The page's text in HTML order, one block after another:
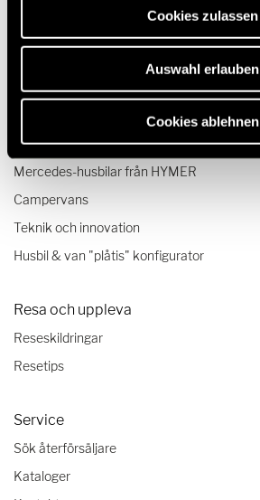
Cookies zulassen
Auswahl erlauben
Cookies ablehnen
Husbilar
Mercedes-husbilar från HYMER
Campervans
Teknik och innovation
Husbil & van "plåtis" konfigurator
Resa och uppleva
Reseskildringar
Resetips
Service
Sök återförsäljare
Kataloger